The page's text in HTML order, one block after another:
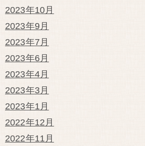
2023年10月
2023年9月
2023年7月
2023年6月
2023年4月
2023年3月
2023年1月
2022年12月
2022年11月